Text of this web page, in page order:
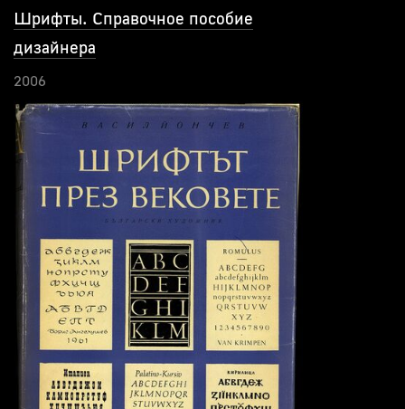
Шрифты. Справочное пособие
дизайнера
2006